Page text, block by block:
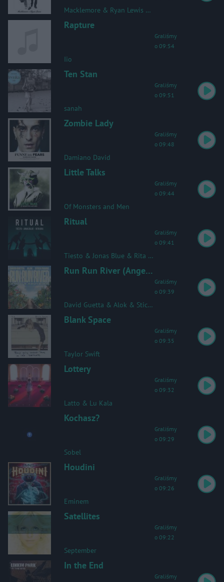
Macklemore & Ryan Lewis & Ray Dalton
Rapture
Iio
Graliśmy
o 09:54
Ten Stan
sanah
Graliśmy
o 09:51
Zombie Lady
Damiano David
Graliśmy
o 09:48
Little Talks
Of Monsters and Men
Graliśmy
o 09:44
Ritual
Tiesto & Jonas Blue & Rita Ora
Graliśmy
o 09:41
Run Run River (Angels Above Me)
David Guetta & Alok & Stick Figure
Graliśmy
o 09:39
Blank Space
Taylor Swift
Graliśmy
o 09:35
Lottery
Latto & Lu Kala
Graliśmy
o 09:32
Kochasz?
Sobel
Graliśmy
o 09:29
Houdini
Eminem
Graliśmy
o 09:26
Satellites
September
Graliśmy
o 09:22
In the End
Graliśmy